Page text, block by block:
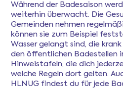
Während der Badesaison
weiterhin überwacht. Die
Gemeinden nehmen
können sie zum Beispiel
Wasser gelangt sind, die
den öffentlichen Badestellen
Hinweistafeln, die dich
welche Regeln dort gelten.
HLNUG findest du für jede